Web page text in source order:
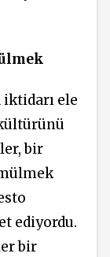
ele
bir
ediyordu.
bir